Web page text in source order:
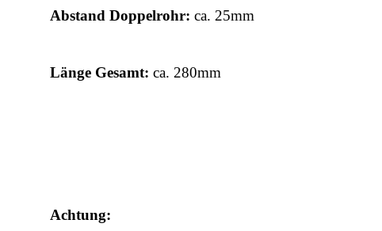
Abstand Doppelrohr: ca. 25mm
Länge Gesamt: ca. 280mm
Achtung: